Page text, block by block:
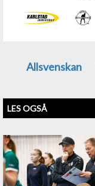
Allsvenskan
LES OGSÅ